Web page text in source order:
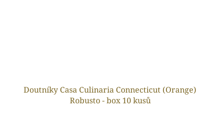
Doutníky Casa Culinaria Connecticut (Orange)
Robusto - box 10 kusů